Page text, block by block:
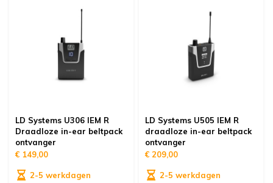
LD Systems U306 IEM R
Draadloze in-ear beltpack
ontvanger
€ 149,00
2-5 werkdagen
LD Systems U505 IEM R
draadloze in-ear beltpack
ontvanger
€ 209,00
2-5 werkdagen